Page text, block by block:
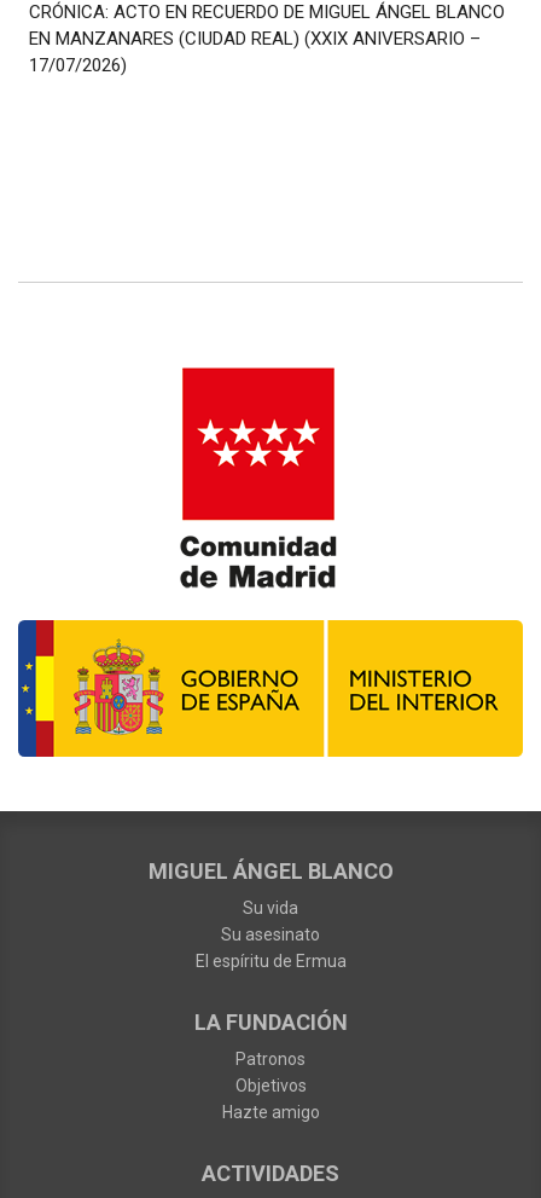
CRÓNICA: ACTO EN RECUERDO DE MIGUEL ÁNGEL BLANCO
EN MANZANARES (CIUDAD REAL) (XXIX ANIVERSARIO –
17/07/2026)
MIGUEL ÁNGEL BLANCO
Su vida
Su asesinato
El espíritu de Ermua
LA FUNDACIÓN
Patronos
Objetivos
Hazte amigo
ACTIVIDADES